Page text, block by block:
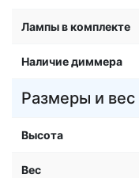
Лампы в комплекте
Наличие диммера
Размеры и вес
Высота
Вес